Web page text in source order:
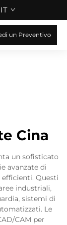
IT
un Preventivo
Cina
un sofisticato
avanzate di
Questi
industriali,
sistemi di
Le
CAM per